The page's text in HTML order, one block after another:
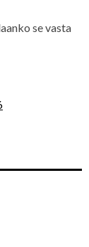
se vasta